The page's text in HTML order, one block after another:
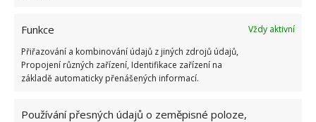
Funkce
Vždy aktivní
Přiřazování a kombinování údajů z jiných zdrojů údajů,
Propojení různých zařízení, Identifikace zařízení na
základě automaticky přenášených informací.
Používání přesných údajů o zeměpisné poloze,